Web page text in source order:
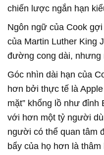
chiến lược ngắn hạn
Ngôn ngữ của Cook
của Martin Luther King
đường cong dài, nhưng
Góc nhìn dài hạn của
hơn bởi thực tế là
mặt” khổng lồ như đỉnh
với hơn một tỷ người
người có thể quan tâm
bẩy của họ hơn là